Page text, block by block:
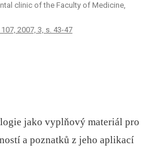
clinic of the Faculty of Medicine,
2007, 3, s. 43-47
jako vyplňový materiál pro
a poznatků z jeho aplikací